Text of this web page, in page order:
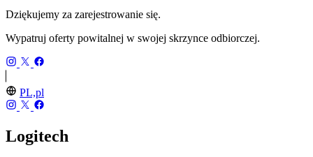
Dziękujemy za zarejestrowanie się.
Wypatruj oferty powitalnej w swojej skrzynce odbiorczej.
PL,pl
Logitech